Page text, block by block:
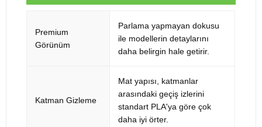
Premium
Görünüm
Parlama yapmayan dokusu
ile modellerin detaylarını
daha belirgin hale getirir.
Katman Gizleme
Mat yapısı, katmanlar
arasındaki geçiş izlerini
standart PLA'ya göre çok
daha iyi örter.